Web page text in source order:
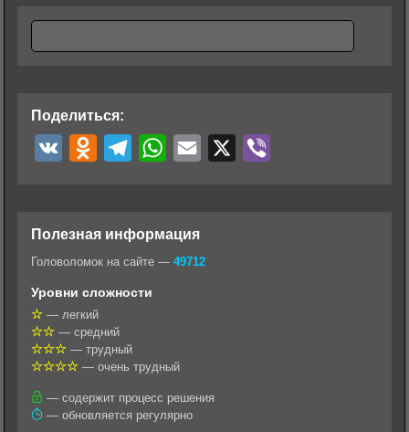
Поделиться:
o
k
a
s
s
n
i
e
g
W
t
l
Полезная информация
Головоломок на сайте — 49712
Уровни сложности
— легкий
— средний
— трудный
— очень трудный
— содержит процесс решения
— обновляется регулярно